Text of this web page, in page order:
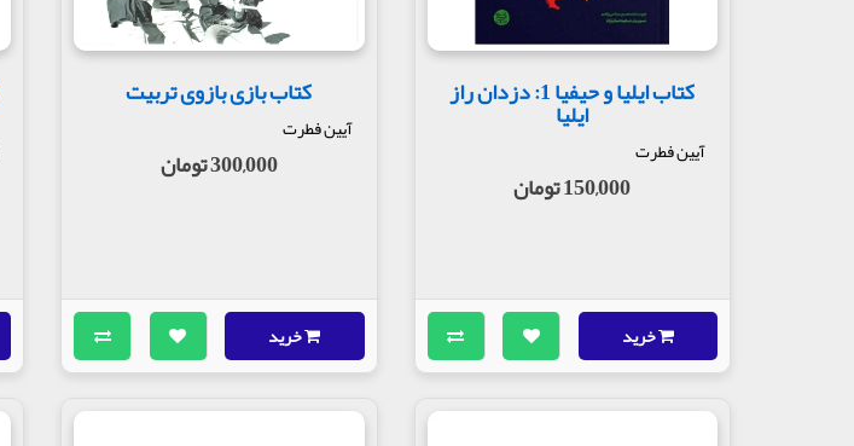
کتاب ایلیا و حیفیا 1: دزدان راز
ایلیا
آیین فطرت
150,000 تومان
خرید
کتاب بازی بازوی تربیت
آیین فطرت
300,000 تومان
خرید